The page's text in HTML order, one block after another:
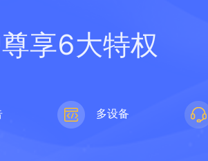
享6大特权
多设备